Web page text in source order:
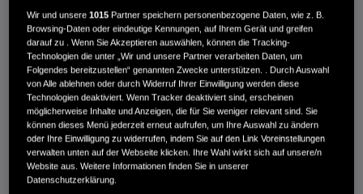
MWST. NICHT AUSWEISBAR
3.900 €
Wir und unsere1015 Partner speichern personenbezogene Daten, wie z. B.
Browsing-Daten oder eindeutige Kennungen, auf Ihrem Gerät und greifen
darauf zu . Wenn Sie Akzeptieren auswählen, können die Tracking-
Technologien die unter „Wir und unsere Partner verarbeiten Daten, um
Folgendes bereitzustellen“ genannten Zwecke unterstützen. . Durch Auswahl
von Alle ablehnen oder durch Widerruf Ihrer Einwilligung werden diese
Technologien deaktiviert. Wenn Tracker deaktiviert sind, erscheinen
möglicherweise Inhalte und Anzeigen, die für Sie weniger relevant sind. Sie
können dieses Menü jederzeit erneut aufrufen, um Ihre Auswahl zu ändern
oder Ihre Einwilligung zu widerrufen, indem Sie auf den Link Voreinstellungen
verwalten unten auf der Webseite klicken. Ihre Wahl wirkt sich auf unsere/n
Website aus. Weitere Informationen finden Sie in unserer
Datenschutzerklärung.